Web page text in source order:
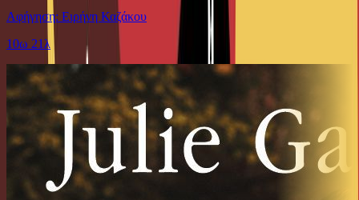
Αφήγηση: Ειρήνη Καζάκου
10ω 21λ